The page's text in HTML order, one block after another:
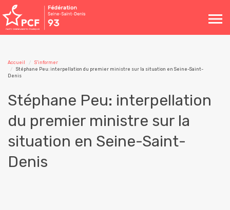
Toggle
navigation
Accueil
S'informer
Stéphane Peu: interpellation du premier ministre sur la situation en Seine-Saint-
Denis
Stéphane Peu: interpellation
du premier ministre sur la
situation en Seine-Saint-
Denis